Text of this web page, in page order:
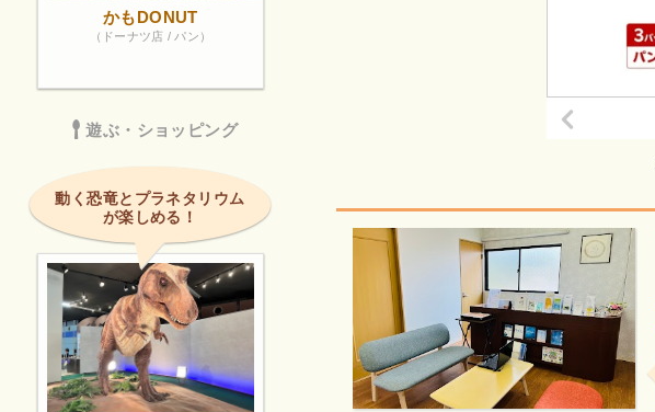
かもDONUT
（ドーナツ店 / パン）
遊ぶ・ショッピング
動く恐竜とプラネタリウム
が楽しめる！